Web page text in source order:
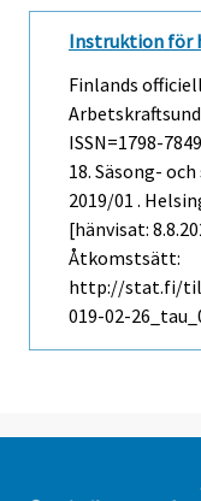
Instruktion för
Finlands
ISSN=1798-
18. Säsong-
2019/01 .
[hänvisat:
Åtkomstsätt:
http://stat.fi/
019-02-